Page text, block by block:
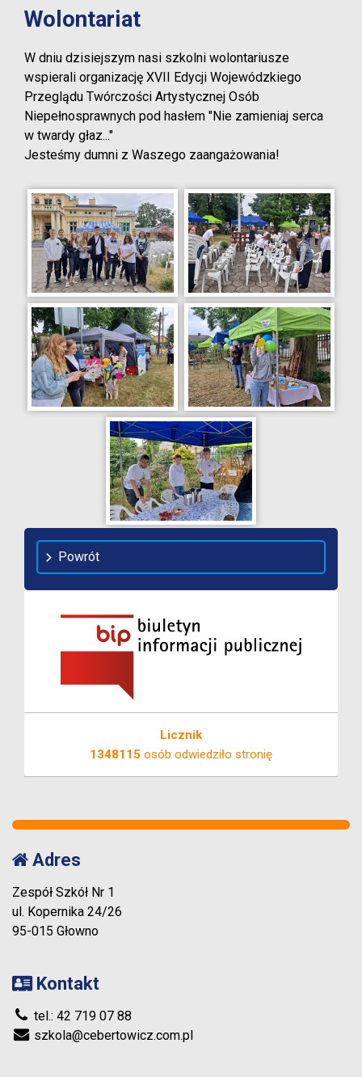
Wolontariat
W dniu dzisiejszym nasi szkolni wolontariusze
wspierali organizację XVII Edycji Wojewódzkiego
Przeglądu Twórczości Artystycznej Osób
Niepełnosprawnych pod hasłem "Nie zamieniaj serca
w twardy głaz..."
Jesteśmy dumni z Waszego zaangażowania!
Powrót
Licznik
1348115 osób odwiedziło stronię
Adres
Zespół Szkół Nr 1
ul. Kopernika 24/26
95-015 Głowno
Kontakt
tel.: 42 719 07 88
szkola@cebertowicz.com.pl